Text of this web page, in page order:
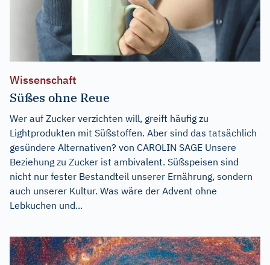
Wissenschaft
Süßes ohne Reue
Wer auf Zucker verzichten will, greift häufig zu
Lightprodukten mit Süßstoffen. Aber sind das tatsächlich
gesündere Alternativen? von CAROLIN SAGE Unsere
Beziehung zu Zucker ist ambivalent. Süßspeisen sind
nicht nur fester Bestandteil unserer Ernährung, sondern
auch unserer Kultur. Was wäre der Advent ohne
Lebkuchen und...